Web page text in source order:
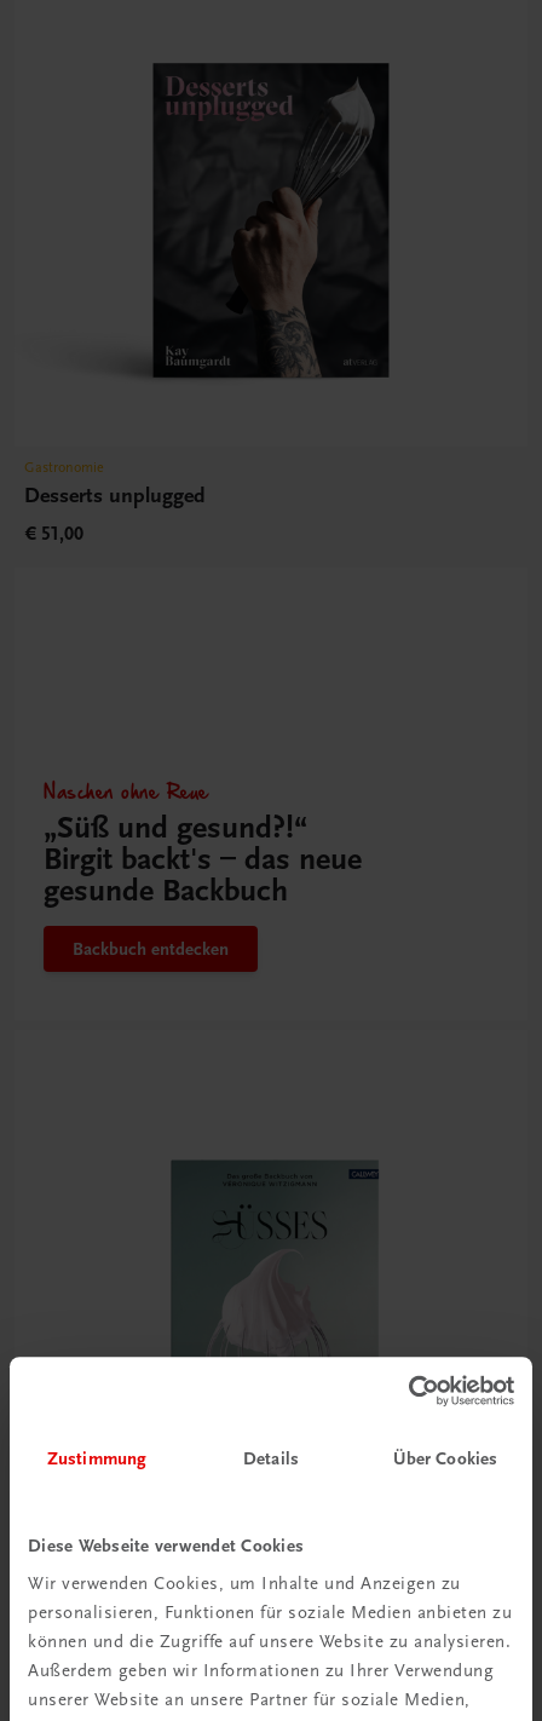
Zustimmung Details Über Cookies
Diese Webseite verwendet Cookies
Wir verwenden Cookies, um Inhalte und Anzeigen zu
personalisieren, Funktionen für soziale Medien anbieten zu
können und die Zugriffe auf unsere Website zu analysieren.
Außerdem geben wir Informationen zu Ihrer Verwendung
unserer Website an unsere Partner für soziale Medien,
Gastronomie
Desserts unplugged
€ 51,00
Naschen ohne Reue
„Süß und gesund?!“
Birgit backt's – das neue
gesunde Backbuch
Backbuch entdecken
Süsses